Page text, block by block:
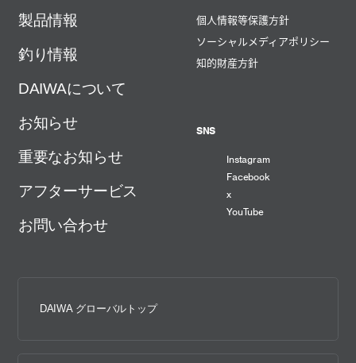
製品情報
釣り情報
DAIWAについて
お知らせ
重要なお知らせ
アフターサービス
お問い合わせ
個人情報等保護方針
ソーシャルメディアポリシー
知的財産方針
SNS
Instagram
Facebook
x
YouTube
DAIWA グローバルトップ